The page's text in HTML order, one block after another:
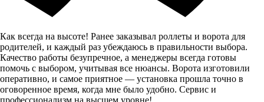
Как всегда на высоте! Ранее заказывал роллеты и ворота для
родителей, и каждый раз убеждаюсь в правильности выбора.
Качество работы безупречное, а менеджеры всегда готовы
помочь с выбором, учитывая все нюансы. Ворота изготовили
оперативно, и самое приятное — установка прошла точно в
оговоренное время, когда мне было удобно. Сервис и
профессионализм на высшем уровне!